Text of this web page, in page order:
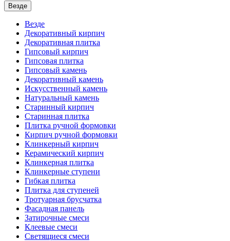
Везде
Везде
Декоративный кирпич
Декоративная плитка
Гипсовый кирпич
Гипсовая плитка
Гипсовый камень
Декоративный камень
Искусственный камень
Натуральный камень
Старинный кирпич
Старинная плитка
Плитка ручной формовки
Кирпич ручной формовки
Клинкерный кирпич
Керамический кирпич
Клинкерная плитка
Клинкерные ступени
Гибкая плитка
Плитка для ступеней
Тротуарная брусчатка
Фасадная панель
Затирочные смеси
Клеевые смеси
Светящиеся смеси